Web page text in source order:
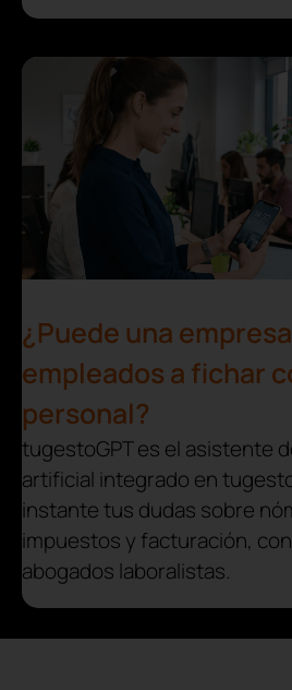
¿Puede una
empleados a fichar
personal?
tugestoGPT es el asistente
artificial integrado en
instante tus dudas sobre
impuestos y facturación,
abogados laboralistas.